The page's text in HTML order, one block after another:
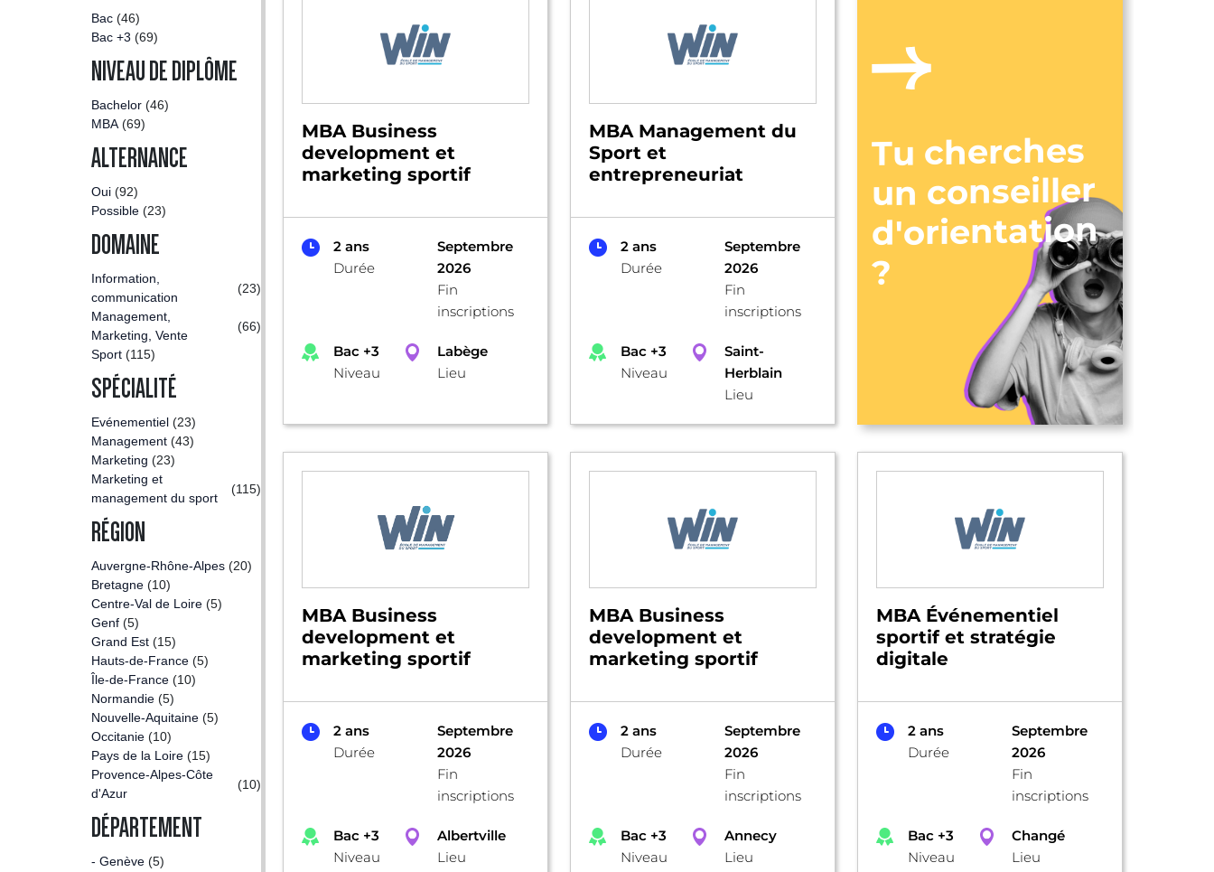
Bac (46)
Bac +3 (69)
NIVEAU DE DIPLÔME
Bachelor (46)
MBA (69)
ALTERNANCE
Oui (92)
Possible (23)
DOMAINE
Information,
communication
(23)
Management,
Marketing, Vente
(66)
Sport (115)
SPÉCIALITÉ
Evénementiel (23)
Management (43)
Marketing (23)
Marketing et
management du sport
(115)
RÉGION
Auvergne-Rhône-Alpes (20)
Bretagne (10)
Centre-Val de Loire (5)
Genf (5)
Grand Est (15)
Hauts-de-France (5)
Île-de-France (10)
Normandie (5)
Nouvelle-Aquitaine (5)
Occitanie (10)
Pays de la Loire (15)
Provence-Alpes-Côte
d'Azur
(10)
DÉPARTEMENT
- Genève (5)
MBA Business
development et
marketing sportif
2 ans
Durée
Septembre
2026
Fin
inscriptions
Bac +3
Niveau
Labège
Lieu
MBA Management du
Sport et
entrepreneuriat
2 ans
Durée
Septembre
2026
Fin
inscriptions
Bac +3
Niveau
Saint-
Herblain
Lieu
Tu cherches
un conseiller
d'orientation
?
MBA Business
development et
marketing sportif
2 ans
Durée
Septembre
2026
Fin
inscriptions
Bac +3
Niveau
Albertville
Lieu
MBA Business
development et
marketing sportif
2 ans
Durée
Septembre
2026
Fin
inscriptions
Bac +3
Niveau
Annecy
Lieu
MBA Événementiel
sportif et stratégie
digitale
2 ans
Durée
Septembre
2026
Fin
inscriptions
Bac +3
Niveau
Changé
Lieu